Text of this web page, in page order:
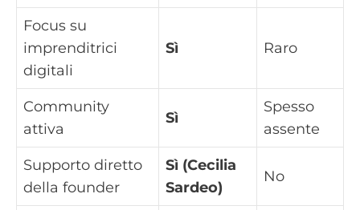
Focus su
imprenditrici
digitali
Sì Raro
Community
attiva
Sì
Spesso
assente
Supporto diretto
della founder
Sì (Cecilia
Sardeo)
No